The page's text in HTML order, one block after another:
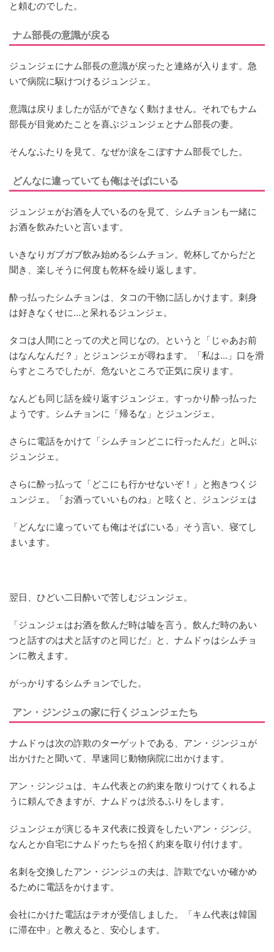
と頼むのでした。
ナム部長の意識が戻る
ジュンジェにナム部長の意識が戻ったと連絡が入ります。急
いで病院に駆けつけるジュンジェ。
意識は戻りましたが話ができなく動けません。それでもナム
部長が目覚めたことを喜ぶジュンジェとナム部長の妻。
そんなふたりを見て、なぜか涙をこぼすナム部長でした。
どんなに違っていても俺はそばにいる
ジュンジェがお酒を人でいるのを見て、シムチョンも一緒に
お酒を飲みたいと言います。
いきなりガブガブ飲み始めるシムチョン。乾杯してからだと
聞き、楽しそうに何度も乾杯を繰り返します。
酔っ払ったシムチョンは、タコの干物に話しかけます。刺身
は好きなくせに…と呆れるジュンジェ。
タコは人間にとっての犬と同じなの。というと「じゃあお前
はなんなんだ？」とジュンジェが尋ねます。「私は…」口を滑
らすところでしたが、危ないところで正気に戻ります。
なんども同じ話を繰り返すジュンジェ。すっかり酔っ払った
ようです。シムチョンに「帰るな」とジュンジェ。
さらに電話をかけて「シムチョンどこに行ったんだ」と叫ぶ
ジュンジェ。
さらに酔っ払って「どこにも行かせないぞ！」と抱きつくジ
ュンジェ。「お酒っていいものね」と呟くと、ジュンジェは
「どんなに違っていても俺はそばにいる」そう言い、寝てし
まいます。
翌日、ひどい二日酔いで苦しむジュンジェ。
「ジュンジェはお酒を飲んだ時は嘘を言う。飲んだ時のあい
つと話すのは犬と話すのと同じだ」と、ナムドゥはシムチョ
ンに教えます。
がっかりするシムチョンでした。
アン・ジンジュの家に行くジュンジェたち
ナムドゥは次の詐欺のターゲットである、アン・ジンジュが
出かけたと聞いて、早速同じ動物病院に出かけます。
アン・ジンジュは、キム代表との約束を散りつけてくれるよ
うに頼んできますが、ナムドゥは渋るふりをします。
ジュンジェが演じるキヌ代表に投資をしたいアン・ジンジ。
なんとか自宅にナムドゥたちを招く約束を取り付けます。
名刺を交換したアン・ジンジュの夫は、詐欺でないか確かめ
るために電話をかけます。
会社にかけた電話はテオが受信しました。「キム代表は韓国
に滞在中」と教えると、安心します。